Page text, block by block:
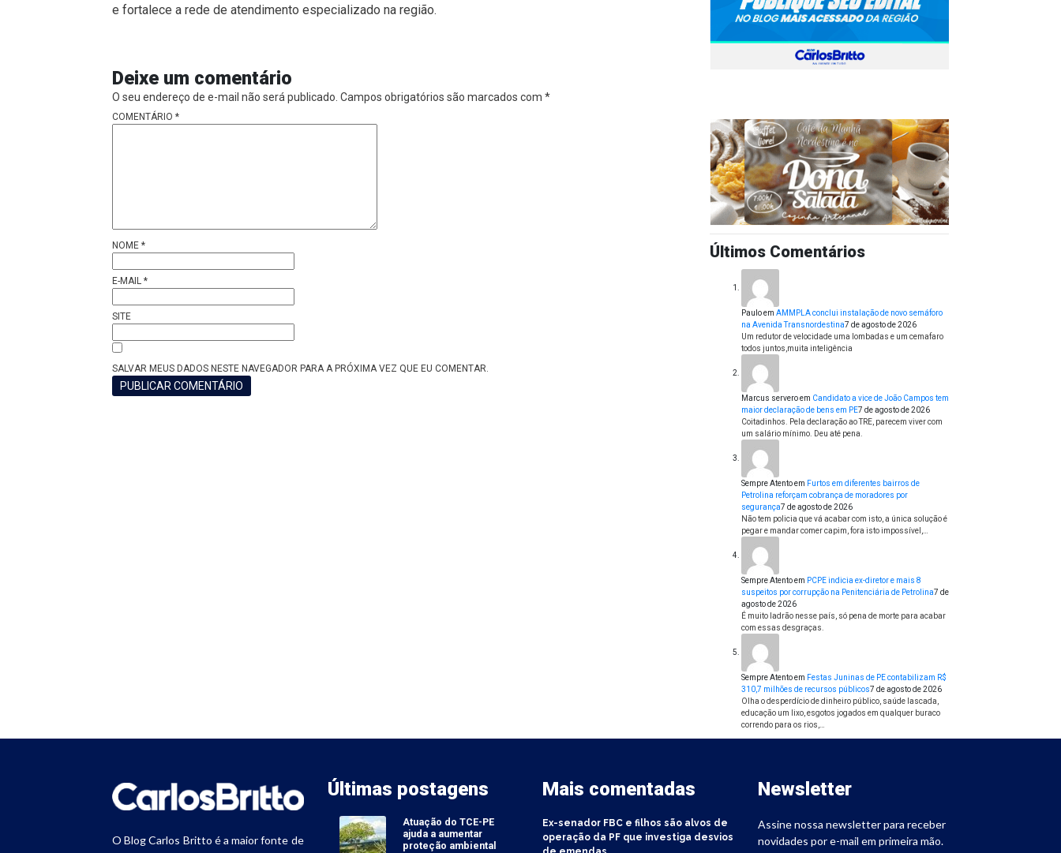
e fortalece a rede de atendimento especializado na região.
Deixe um comentário
O seu endereço de e-mail não será publicado. Campos obrigatórios são marcados com *
COMENTÁRIO *
NOME *
E-MAIL *
SITE
SALVAR MEUS DADOS NESTE NAVEGADOR PARA A PRÓXIMA VEZ QUE EU COMENTAR.
Últimos Comentários
Pauloem AMMPLA conclui instalação de novo semáforo
na Avenida Transnordestina7 de agosto de 2026
Um redutor de velocidade uma lombadas e um cemafaro
todos juntos,muita inteligência
Marcus serveroem Candidato a vice de João Campos tem
maior declaração de bens em PE7 de agosto de 2026
Coitadinhos. Pela declaração ao TRE, parecem viver com
um salário mínimo. Deu até pena.
Sempre Atentoem Furtos em diferentes bairros de
Petrolina reforçam cobrança de moradores por
segurança7 de agosto de 2026
Não tem policia que vá acabar com isto, a única solução é
pegar e mandar comer capim, fora isto impossível,…
Sempre Atentoem PCPE indicia ex-diretor e mais 8
suspeitos por corrupção na Penitenciária de Petrolina7 de
agosto de 2026
É muito ladrão nesse país, só pena de morte para acabar
com essas desgraças.
Sempre Atentoem Festas Juninas de PE contabilizam R$
310,7 milhões de recursos públicos7 de agosto de 2026
Olha o desperdício de dinheiro público, saúde lascada,
educação um lixo, esgotos jogados em qualquer buraco
correndo para os rios,…
O Blog Carlos Britto é a maior fonte de
Últimas postagens
Atuação do TCE-PE
ajuda a aumentar
proteção ambiental
Mais comentadas
Ex-senador FBC e filhos são alvos de
operação da PF que investiga desvios
Newsletter
Assine nossa newsletter para receber
novidades por e-mail em primeira mão.